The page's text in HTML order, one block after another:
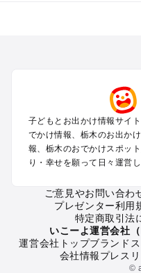
小山・栃木・鹿沼周辺のプ
熊谷・太田・足利・古河の
塩原・矢板・大田原・西那
鬼怒川・川治・湯西川・川
真岡・益子・茂木・馬頭の
栃木の定番お出かけス
栃木の遊園地
栃木の動物園
栃木のバーベキュー
栃木の釣り
子どもとお出かけ情報サイ
でかけ情報、栃木のお出か
報、栃木のおでかけスポッ
り・幸せを願って日々運営し
ご意見やお問い合わ
プレゼンター利用
特定商取引法
いこーよ運営会社
運営会社トップブランド
会社情報プレス
©